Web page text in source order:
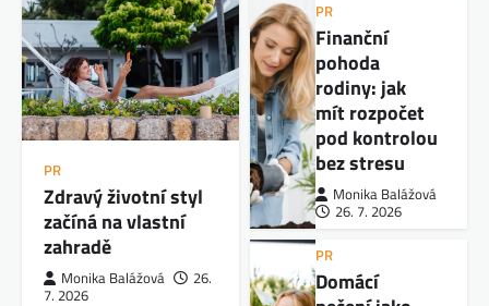
PR
Zdravý životní styl
začíná na vlastní
zahradě
Monika Balážová
26.
7. 2026
PR
Finanční
pohoda
rodiny: jak
mít rozpočet
pod kontrolou
bez stresu
Monika Balážová
26. 7. 2026
PR
Domácí